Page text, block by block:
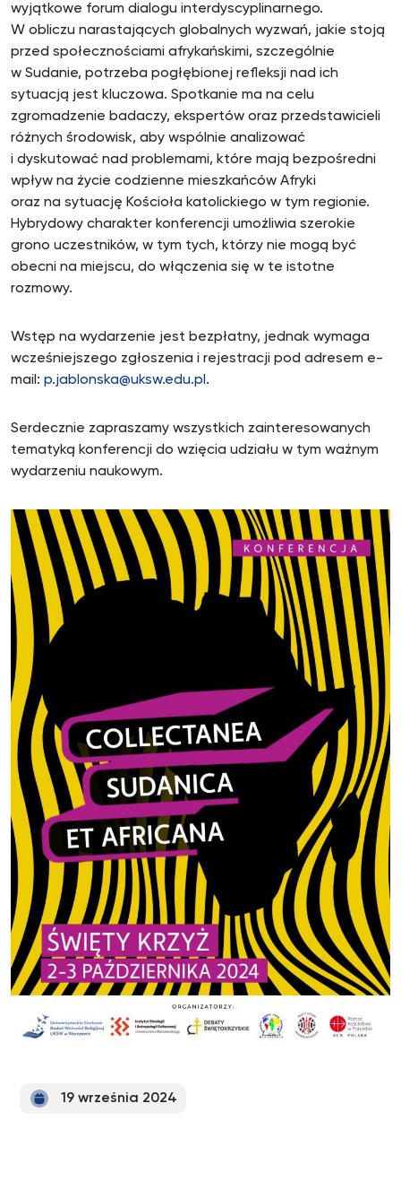
wyjątkowe forum dialogu interdyscyplinarnego.
W obliczu narastających globalnych wyzwań, jakie stoją
przed społecznościami afrykańskimi, szczególnie
w Sudanie, potrzeba pogłębionej refleksji nad ich
sytuacją jest kluczowa. Spotkanie ma na celu
zgromadzenie badaczy, ekspertów oraz przedstawicieli
różnych środowisk, aby wspólnie analizować
i dyskutować nad problemami, które mają bezpośredni
wpływ na życie codzienne mieszkańców Afryki
oraz na sytuację Kościoła katolickiego w tym regionie.
Hybrydowy charakter konferencji umożliwia szerokie
grono uczestników, w tym tych, którzy nie mogą być
obecni na miejscu, do włączenia się w te istotne
rozmowy.
Wstęp na wydarzenie jest bezpłatny, jednak wymaga
wcześniejszego zgłoszenia i rejestracji pod adresem e-
mail: p.jablonska@uksw.edu.pl .
Serdecznie zapraszamy wszystkich zainteresowanych
tematyką konferencji do wzięcia udziału w tym ważnym
wydarzeniu naukowym.
19 września 2024